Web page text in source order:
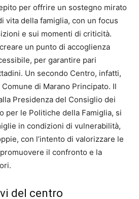
per offrire un sostegno mirato
vita della famiglia, con un focus
e sui momenti di criticità.
un punto di accoglienza
per garantire pari
Un secondo Centro, infatti,
di Marano Principato. Il
Presidenza del Consiglio dei
per le Politiche della Famiglia, si
in condizioni di vulnerabilità,
con l’intento di valorizzare le
il confronto e la
del centro